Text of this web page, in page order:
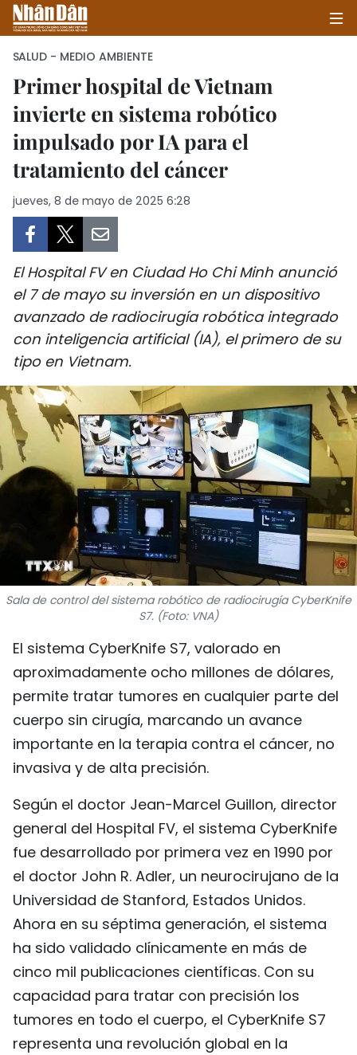
INICIO
POLÍTICA
SALUD - MEDIO AMBIENTE
CULTURA - ENTRETENIMIENTO
INTERNACIONAL
VIAJES
PUENTE DE AMISTAD
HISTORIAS MULTIMEDIA
FOTOGRAFÍA
¿QUIÉNES SOMOS?
TIẾNG VIỆT
ENGLISH
中文
FRANÇAIS
РУССКИЙ
SALUD - MEDIO AMBIENTE
Primer hospital de Vietnam
invierte en sistema robótico
impulsado por IA para el
tratamiento del cáncer
jueves, 8 de mayo de 2025 6:28
El Hospital FV en Ciudad Ho Chi Minh anunció
el 7 de mayo su inversión en un dispositivo
avanzado de radiocirugía robótica integrado
con inteligencia artificial (IA), el primero de su
tipo en Vietnam.
Sala de control del sistema robótico de radiocirugía CyberKnife
S7. (Foto: VNA)
El sistema CyberKnife S7, valorado en
aproximadamente ocho millones de dólares,
permite tratar tumores en cualquier parte del
cuerpo sin cirugía, marcando un avance
importante en la terapia contra el cáncer, no
invasiva y de alta precisión.
Según el doctor Jean-Marcel Guillon, director
general del Hospital FV, el sistema CyberKnife
fue desarrollado por primera vez en 1990 por
el doctor John R. Adler, un neurocirujano de la
Universidad de Stanford, Estados Unidos.
Ahora en su séptima generación, el sistema
ha sido validado clínicamente en más de
cinco mil publicaciones científicas. Con su
capacidad para tratar con precisión los
tumores en todo el cuerpo, el CyberKnife S7
representa una revolución global en la